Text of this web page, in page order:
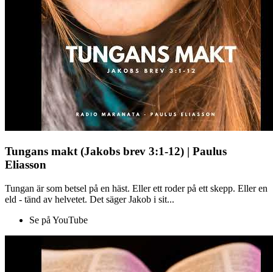
Tungans makt (Jakobs brev 3:1-12) | Paulus
Eliasson
Tungan är som betsel på en häst. Eller ett roder på ett skepp. Eller en
eld - tänd av helvetet. Det säger Jakob i sit...
Se på YouTube